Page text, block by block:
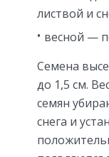
листвой и
весной —
Семена
до 1,5 см.
семян
снега и